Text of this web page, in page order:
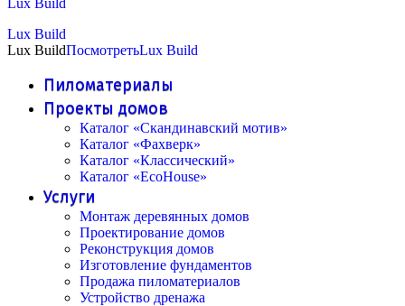
Lux Build
Lux Build
Lux BuildПосмотретьLux Build
Пиломатериалы
Проекты домов
Каталог «Скандинавский мотив»
Каталог «Фахверк»
Каталог «Классический»
Каталог «EcoHouse»
Услуги
Монтаж деревянных домов
Проектирование домов
Реконструкция домов
Изготовление фундаментов
Продажа пиломатериалов
Устройство дренажа